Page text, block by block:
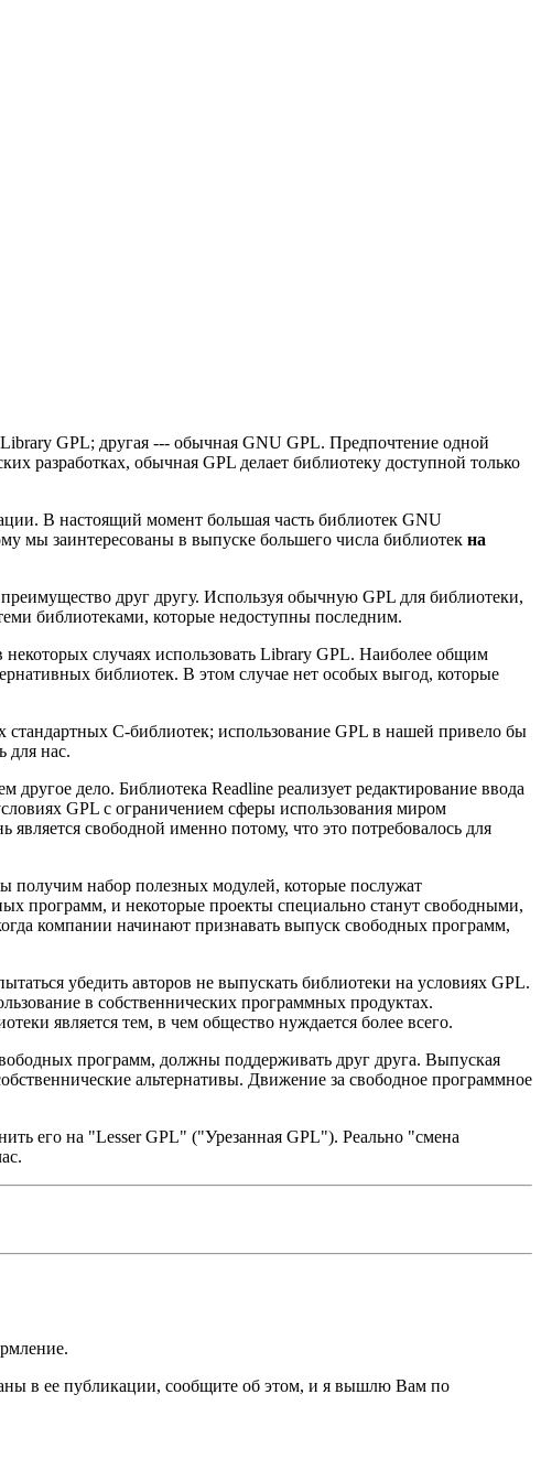
GPL; другая --- обычная GNU GPL. Предпочтение одной
разработках, обычная GPL делает библиотеку доступной только
В настоящий момент большая часть библиотек GNU
мы заинтересованы в выпуске большего числа библиотек на
друг другу. Используя обычную GPL для библиотеки,
библиотеками, которые недоступны последним.
случаях использовать Library GPL. Наиболее общим
библиотек. В этом случае нет особых выгод, которые
C-библиотек; использование GPL в нашей привело бы
для нас.
дело. Библиотека Readline реализует редактирование ввода
GPL с ограничением сферы использования миром
свободной именно потому, что это потребовалось для
набор полезных модулей, которые послужат
программ, и некоторые проекты специально станут свободными,
компании начинают признавать выпуск свободных программ,
убедить авторов не выпускать библиотеки на условиях GPL.
в собственнических программных продуктах.
является тем, в чем общество нуждается более всего.
программ, должны поддерживать друг друга. Выпуская
альтернативы. Движение за свободное программное
его на "Lesser GPL" ("Урезанная GPL"). Реально "смена
в ее публикации, сообщите об этом, и я вышлю Вам по